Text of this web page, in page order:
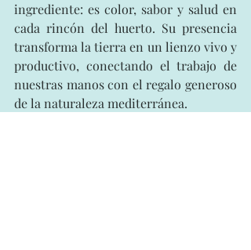
ingrediente: es color, sabor y salud en
cada rincón del huerto. Su presencia
transforma la tierra en un lienzo vivo y
productivo, conectando el trabajo de
nuestras manos con el regalo generoso
de la naturaleza mediterránea.